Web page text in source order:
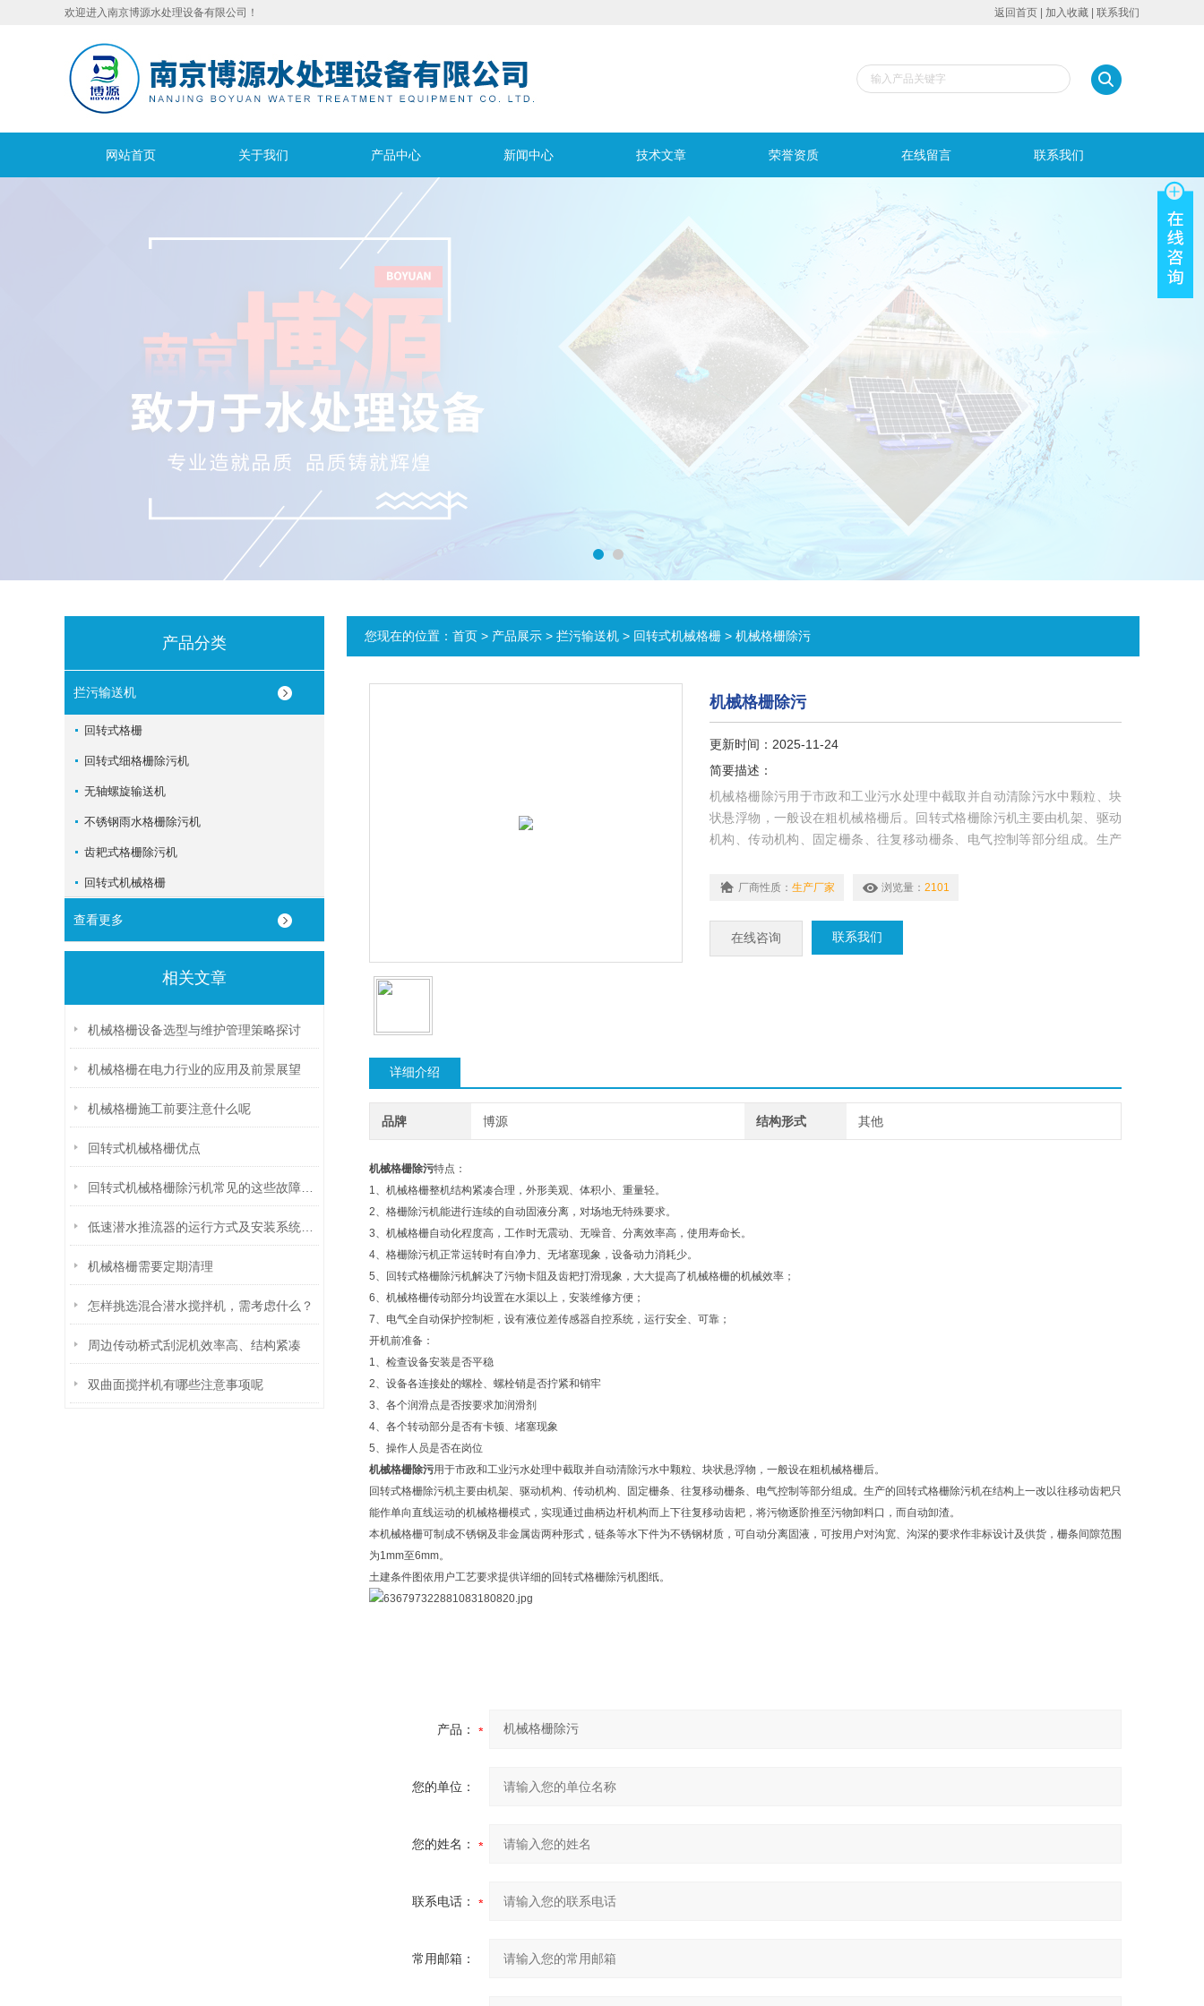
欢迎进入南京博源水处理设备有限公司！ 返回首页 加入收藏 联系我们
网站首页 关于我们 产品中心 新闻中心 技术文章 荣誉资质 在线留言 联系我们
产品分类
拦污输送机
回转式格栅
回转式细格栅除污机
无轴螺旋输送机
不锈钢雨水格栅除污机
齿耙式格栅除污机
回转式机械格栅
查看更多
相关文章
机械格栅设备选型与维护管理策略探讨
机械格栅在电力行业的应用及前景展望
机械格栅施工前要注意什么呢
回转式机械格栅优点
机械格栅需要定期清理
怎样挑选混合潜水搅拌机，需考虑什么？
周边传动桥式刮泥机效率高、结构紧凑
双曲面搅拌机有哪些注意事项呢
您现在的位置： 首页 > 产品展示 > 拦污输送机 > 回转式机械格栅 > 机械格栅除污
机械格栅除污
更新时间：2025-11-24
简要描述：
机械格栅除污用于市政和工业污水处理中截取并自动清除污水中颗粒、块
状悬浮物，一般设在粗机械格栅后。回转式格栅除污机主要由机架、驱动
机构、传动机构、固定栅条、往复移动栅条、电气控制等部分组成。生产
械格栅模式，实现通过曲柄边杆机构而上下往复移动齿耙，将污物逐阶推
厂商性质： 生产厂家 浏览量： 2101
在线咨询 联系我们
详细介绍
品牌 博源 结构形式 其他
机械格栅除污特点：
1、机械格栅整机结构紧凑合理，外形美观、体积小、重量轻。
2、格栅除污机能进行连续的自动固液分离，对场地无特殊要求。
3、机械格栅自动化程度高，工作时无震动、无噪音、分离效率高，使用寿命长。
4、格栅除污机正常运转时有自净力、无堵塞现象，设备动力消耗少。
5、回转式格栅除污机解决了污物卡阻及齿耙打滑现象，大大提高了机械格栅的机械效率；
6、机械格栅传动部分均设置在水渠以上，安装维修方便；
7、电气全自动保护控制柜，设有液位差传感器自控系统，运行安全、可靠；
开机前准备：
1、检查设备安装是否平稳
2、设备各连接处的螺栓、螺栓销是否拧紧和销牢
3、各个润滑点是否按要求加润滑剂
4、各个转动部分是否有卡顿、堵塞现象
5、操作人员是否在岗位
机械格栅除污用于市政和工业污水处理中截取并自动清除污水中颗粒、块状悬浮物，一般设在粗机械格栅后。
回转式格栅除污机主要由机架、驱动机构、传动机构、固定栅条、往复移动栅条、电气控制等部分组成。生产的回转式格栅除污机在结构上一改以往移动齿耙只
能作单向直线运动的机械格栅模式，实现通过曲柄边杆机构而上下往复移动齿耙，将污物逐阶推至污物卸料口，而自动卸渣。
本机械格栅可制成不锈钢及非金属齿两种形式，链条等水下件为不锈钢材质，可自动分离固液，可按用户对沟宽、沟深的要求作非标设计及供货，栅条间隙范围
为1mm至6mm。
土建条件图依用户工艺要求提供详细的回转式格栅除污机图纸。
产品：
您的单位：
您的姓名：
联系电话：
常用邮箱：